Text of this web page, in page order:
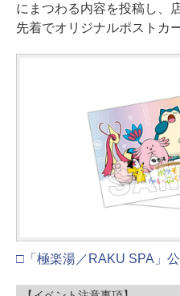
にまつわる内容を投稿し、
先着でオリジナルポストカ
□「極楽湯／RAKU SPA」